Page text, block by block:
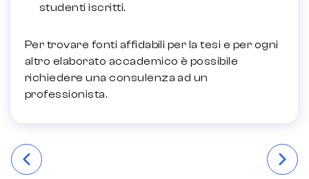
studenti iscritti.
Per trovare fonti affidabili per la tesi e per ogni
altro elaborato accademico è possibile
richiedere una consulenza ad un
professionista.
Навігація
записів